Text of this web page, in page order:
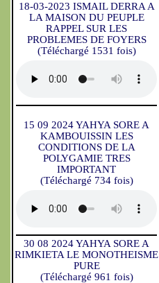
18-03-2023 ISMAIL DERRA A
LA MAISON DU PEUPLE
RAPPEL SUR LES
PROBLEMES DE FOYERS
(Téléchargé 1531 fois)
15 09 2024 YAHYA SORE A
KAMBOUISSIN LES
CONDITIONS DE LA
POLYGAMIE TRES
IMPORTANT
(Téléchargé 734 fois)
30 08 2024 YAHYA SORE A
RIMKIETA LE MONOTHEISME
PURE
(Téléchargé 961 fois)